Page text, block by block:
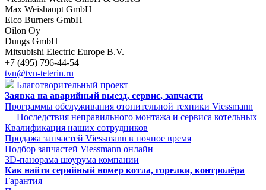
Max Weishaupt GmbH
Elco Burners GmbH
Oilon Oy
Dungs GmbH
Mitsubishi Electric Europe B.V.
+7 (495) 796-44-54
tvn@tvn-teterin.ru
Благотворительный проект
Заявка на аварийный выезд, сервис, запчасти
Программы обслуживания отопительной техники Viessmann
Последствия неправильного монтажа и сервиса котельных
Квалификация наших сотрудников
Продажа запчастей Viessmann в ночное время
Подбор запчастей Viessmann онлайн
3D-панорама шоурума компании
Как найти серийный номер котла, горелки, контролёра
Гарантия